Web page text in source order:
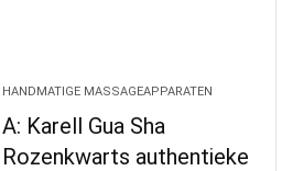
HANDMATIGE MASSAGEAPPARATEN
A: Karell Gua Sha
Rozenkwarts authentieke